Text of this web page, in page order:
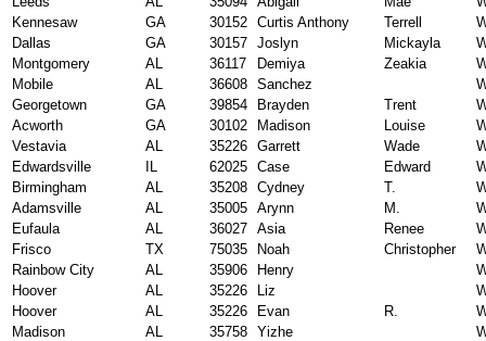
Kennesaw
GA 30152 Curtis Anthony Terrell
Dallas
GA 30157 Joslyn Mickayla
Montgomery
AL 36117 Demiya Zeakia
Mobile
AL 36608 Sanchez
Georgetown
GA 39854 Brayden Trent
Acworth
GA 30102 Madison Louise
Vestavia
AL 35226 Garrett Wade
Edwardsville
IL 62025 Case Edward
Birmingham
AL 35208 Cydney T.
Adamsville
AL 35005 Arynn M.
Eufaula
AL 36027 Asia Renee
Frisco
TX 75035 Noah Christopher
Rainbow City
AL 35906 Henry
Hoover
AL 35226 Liz
Hoover
AL 35226 Evan R.
Madison
AL 35758 Yizhe